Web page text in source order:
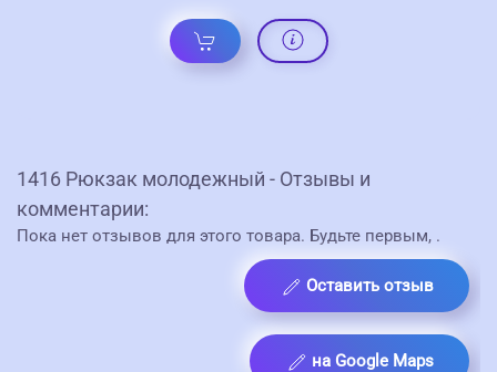
1416 Рюкзак молодежный - Отзывы и
комментарии:
Пока нет отзывов для этого товара. Будьте первым, .
Оставить отзыв
на Google Maps